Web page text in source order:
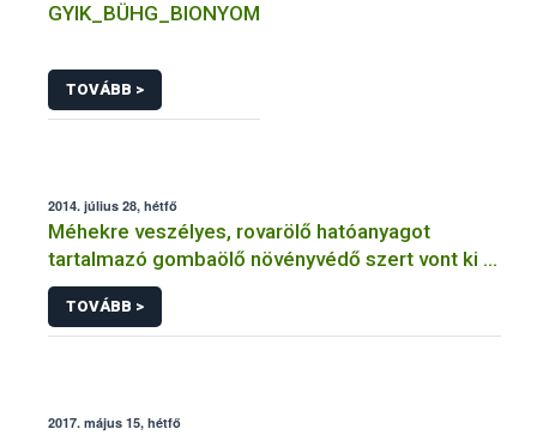
GYIK_BÜHG_BIONYOM
TOVÁBB >
2014. július 28, hétfő
Méhekre veszélyes, rovarölő hatóanyagot
tartalmazó gombaölő növényvédő szert vont ki a
forgalomból a NÉBIH
TOVÁBB >
2017. május 15, hétfő